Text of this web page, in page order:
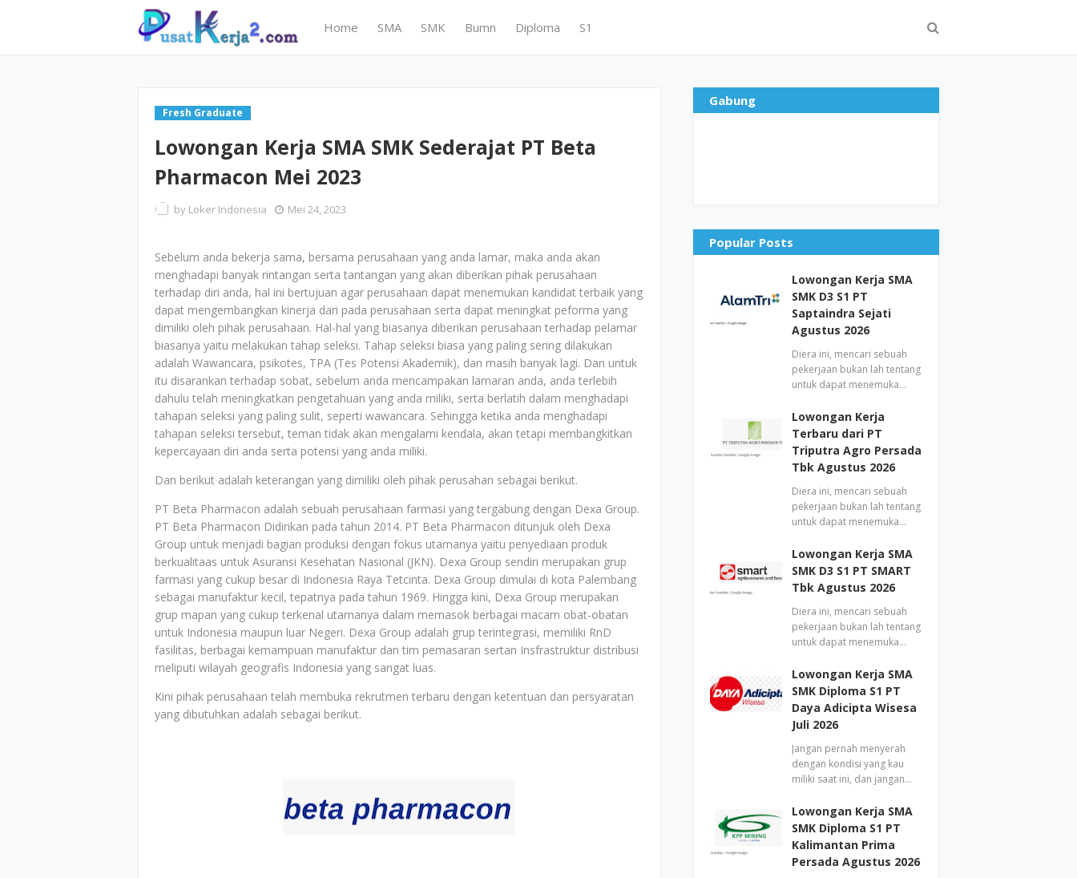
Home SMA SMK Bumn Diploma S1
Fresh Graduate
Lowongan Kerja SMA SMK Sederajat PT Beta
Pharmacon Mei 2023
by Loker Indonesia Mei 24, 2023
Sebelum anda bekerja sama, bersama perusahaan yang anda lamar, maka anda akan
menghadapi banyak rintangan serta tantangan yang akan diberikan pihak perusahaan
terhadap diri anda, hal ini bertujuan agar perusahaan dapat menemukan kandidat terbaik yang
dapat mengembangkan kinerja dari pada perusahaan serta dapat meningkat peforma yang
dimiliki oleh pihak perusahaan. Hal-hal yang biasanya diberikan perusahaan terhadap pelamar
biasanya yaitu melakukan tahap seleksi. Tahap seleksi biasa yang paling sering dilakukan
adalah Wawancara, psikotes, TPA (Tes Potensi Akademik), dan masih banyak lagi. Dan untuk
itu disarankan terhadap sobat, sebelum anda mencampakan lamaran anda, anda terlebih
dahulu telah meningkatkan pengetahuan yang anda miliki, serta berlatih dalam menghadapi
tahapan seleksi yang paling sulit, seperti wawancara. Sehingga ketika anda menghadapi
tahapan seleksi tersebut, teman tidak akan mengalami kendala, akan tetapi membangkitkan
kepercayaan diri anda serta potensi yang anda miliki.
Dan berikut adalah keterangan yang dimiliki oleh pihak perusahan sebagai berikut.
PT Beta Pharmacon adalah sebuah perusahaan farmasi yang tergabung dengan Dexa Group.
PT Beta Pharmacon Didirikan pada tahun 2014. PT Beta Pharmacon ditunjuk oleh Dexa
Group untuk menjadi bagian produksi dengan fokus utamanya yaitu penyediaan produk
berkualitaas untuk Asuransi Kesehatan Nasional (JKN). Dexa Group sendiri merupakan grup
farmasi yang cukup besar di Indonesia Raya Tetcinta. Dexa Group dimulai di kota Palembang
sebagai manufaktur kecil, tepatnya pada tahun 1969. Hingga kini, Dexa Group merupakan
grup mapan yang cukup terkenal utamanya dalam memasok berbagai macam obat-obatan
untuk Indonesia maupun luar Negeri. Dexa Group adalah grup terintegrasi, memiliki RnD
fasilitas, berbagai kemampuan manufaktur dan tim pemasaran sertan Insfrastruktur distribusi
meliputi wilayah geografis Indonesia yang sangat luas.
Kini pihak perusahaan telah membuka rekrutmen terbaru dengan ketentuan dan persyaratan
yang dibutuhkan adalah sebagai berikut.
Gabung
Popular Posts
Lowongan Kerja SMA
SMK D3 S1 PT
Saptaindra Sejati
Agustus 2026
Diera ini, mencari sebuah
pekerjaan bukan lah tentang
untuk dapat menemuka…
Lowongan Kerja
Terbaru dari PT
Triputra Agro Persada
Tbk Agustus 2026
Diera ini, mencari sebuah
pekerjaan bukan lah tentang
untuk dapat menemuka…
Lowongan Kerja SMA
SMK D3 S1 PT SMART
Tbk Agustus 2026
Diera ini, mencari sebuah
pekerjaan bukan lah tentang
untuk dapat menemuka…
Lowongan Kerja SMA
SMK Diploma S1 PT
Daya Adicipta Wisesa
Juli 2026
Jangan pernah menyerah
dengan kondisi yang kau
miliki saat ini, dan jangan…
Lowongan Kerja SMA
SMK Diploma S1 PT
Kalimantan Prima
Persada Agustus 2026